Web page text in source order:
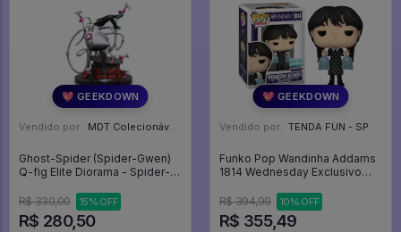
💖 GEEKDOWN
Vendido por: MDT Colecionáveis - DF
Ghost-Spider (Spider-Gwen)
Q-fig Elite Diorama - Spider-
R$ 330,00
15% OFF
R$ 280,50
💖 GEEKDOWN
Vendido por: TENDA FUN - SP
Funko Pop Wandinha Addams
1814 Wednesday Exclusivo
- #1814 - Funko Pop - #1814 -
FUNKO POP #1814
R$ 394,99 10% OFF
R$ 355,49